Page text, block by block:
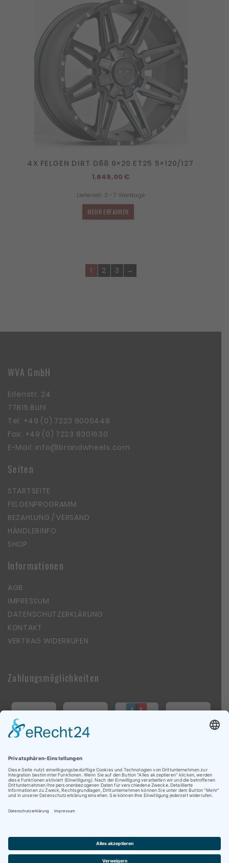
4X FELGEN DIRT D88 9×20 ET25 5×120/127
1.649,00€
Lieferzeit: 3 - 7 Werktage
MEHR ERFAHREN
1 2 3 →
WVA GmbH
Erlenstr. 24
77815 Bühl
Tel: +49 (0) 7223 8000448
Fax: +49 (0) 7223 8301630
E-Mail: info@brandwheels.com
Seiten
STARTSEITE
FELGENPROGRAMM
BEZAHLUNG / VERSAND
HÄNDLERINFO
SHOP
Informationen
AGB
IMPRESSUM
DATENSCHUTZERKLÄRUNG
KONTAKT
VERTRAG WIDERRUFEN
Zahlungsmöglichkeiten